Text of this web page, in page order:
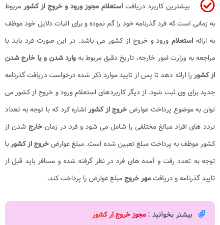
بیشترین کاربرد دریافت استعلام مجوز ورود و خروج از کشورمربوط
به زمانی است که فرد گذرنامه خود را گم نموده و برای اثبات دلایل خود موظف
به ارائه استعلامورود و خروج از کشور می باشد. در این صورت فرد باید با
مراجعه به وزارت امور خارجه، تاریخ دقیق مربوط به وارد شدن و یا خارج شدن
از کشوررا ارائه دهد تا پس از تایید موارد ذکر شده درخواست دریافت گذرنامه
جدید برای وی ثبت شود. از دیگر کاربردهای استعلام ورود و خروج از کشور می
توان به موضوع پرداخت عوارضخروج از کشوراشاره کرد که با توجه به تعداد
تردد های افراد مبالغ مختلفی را شامل می شود و فرد در زمانخارج شدن از
کشور موظف به پرداخت مبلغ تعیین شده است. مبلغ عوارضخروج از کشوربا
توجه به تعدد رفت و آمده های فرد در نظر گرفته شده و مسافر باید قبل از
تایید گذرنامه و دریافتمهرخروجمبلغ عوارض را پرداخت کند.
بیشتر بخوانید : مجوز خروج ار کشور